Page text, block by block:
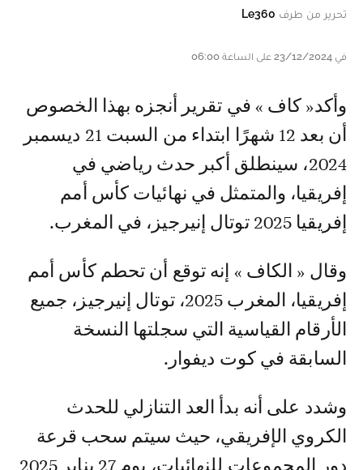
تحرير من طرف Le360
في 23/12/2024 على الساعة 06:00
وأكد« كاف » في تقرير أنجزه بهذا الخصوص
أن بعد 12 شهرًا ابتداء من السبت 21 ديسمبر
2024، سينطلق أكبر حدث رياضي في
إفريقيا، والمتمثل في نهائيات كأس أمم
إفريقيا 2025 توتال إنيرجيز، في المغرب.
وقال « الكاف » إنه توقع أن تحطم كأس أمم
إفريقيا، المغرب 2025، توتال إنيرجيز، جميع
الأرقام القياسية التي سجلتها النسخة
السابقة في كوت ديفوار.
وشدد على أنه بدأ العد التنازلي للحدث
الكروي الإفريقي، حيث سيتم سحب قرعة